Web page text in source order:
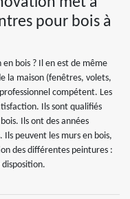
pour bois à
bois ? Il en est de même
la maison (fenêtres, volets,
compétent. Les
Ils sont qualifiés
Ils ont des années
Ils peuvent les murs en bois,
des différentes peintures :